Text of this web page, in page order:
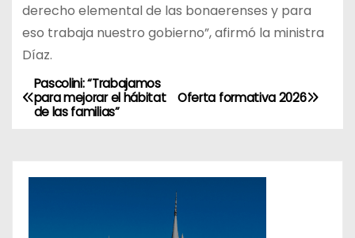
derecho elemental de las bonaerenses y para
eso trabaja nuestro gobierno”, afirmó la ministra
Díaz.
N
a
Oferta formativa 2026
Pascolini: “Trabajamos
para mejorar el hábitat
de las familias”